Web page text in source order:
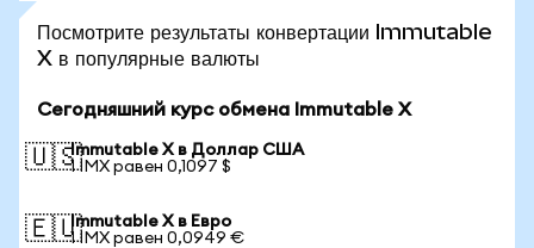
Посмотрите результаты конвертации Immutable
X в популярные валюты
Сегодняшний курс обмена Immutable X
🇺🇸Immutable X в Доллар США
1 IMX равен 0,1097 $
🇪🇺Immutable X в Евро
1 IMX равен 0,0949 €